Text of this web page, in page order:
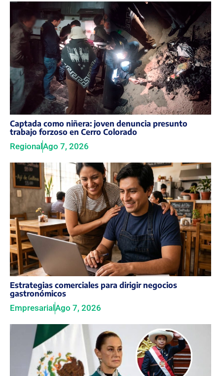
Captada como niñera: joven denuncia presunto
trabajo forzoso en Cerro Colorado
Regional Ago 7, 2026
Estrategias comerciales para dirigir negocios
gastronómicos
EmpresarialAgo 7, 2026